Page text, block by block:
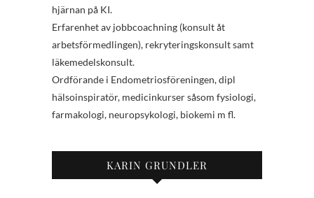
hjärnan på KI.
Erfarenhet av jobbcoachning (konsult åt
arbetsförmedlingen), rekryteringskonsult samt
läkemedelskonsult.
Ordförande i Endometriosföreningen, dipl
hälsoinspiratör, medicinkurser såsom fysiologi,
farmakologi, neuropsykologi, biokemi m fl.
KARIN GRUNDLER